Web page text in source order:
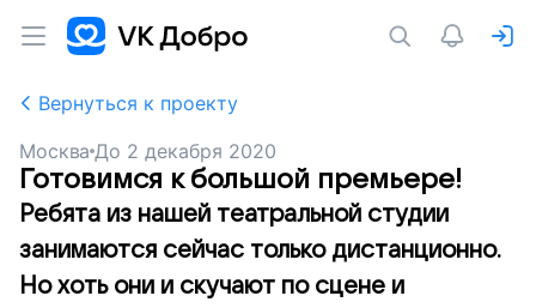
Вернуться к проекту
Москва До 2 декабря 2020
Готовимся к большой премьере!
Ребята из нашей театральной студии
занимаются сейчас только дистанционно.
Но хоть они и скучают по сцене и